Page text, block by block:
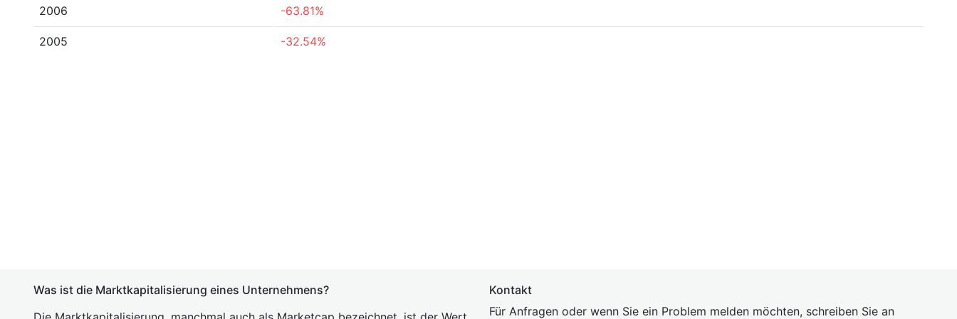
2006 -63.81%
2005 -32.54%
Was ist die Marktkapitalisierung eines Unternehmens?
Kontakt
Für Anfragen oder wenn Sie ein Problem melden möchten, schreiben Sie an